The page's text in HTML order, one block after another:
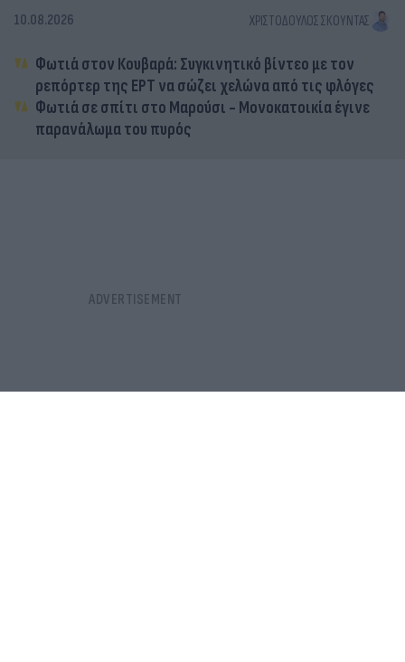
10.08.2026 ΧΡΙΣΤΌΔΟΥΛΟΣ ΣΚΟΎΝΤΑΣ
Φωτιά στον Κουβαρά: Συγκινητικό βίντεο με τον
ρεπόρτερ της ΕΡΤ να σώζει χελώνα από τις φλόγες
Φωτιά σε σπίτι στο Μαρούσι - Μονοκατοικία έγινε
παρανάλωμα του πυρός